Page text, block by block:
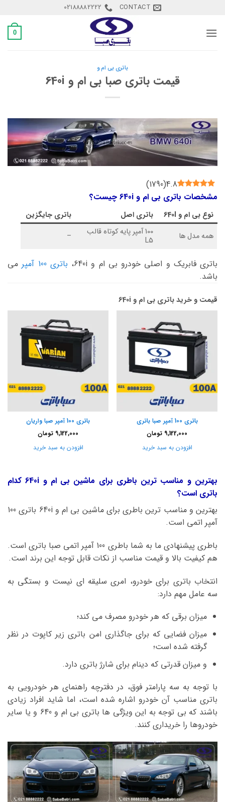
content
CONTACT
02188882222
0
باتری بی ام و
قیمت باتری صبا بی ام و 640i
4.8
(
1790
)
مشخصات باتری بی ام و 640i چیست؟
نوع بی ام و 640I باتری اصل
باتری جایگزین
همه مدل ها
100 آمپر پایه کوتاه قالب
L5
–
باتری فابریک و اصلی خودرو بی ام و 640i، باتری 100 آمپر
می
باشد.
قیمت و خرید باتری بی ام و 640i
باتری 100 آمپر صبا باتری
9,122,000 تومان
افزودن به سبد خرید
باتری 100 آمپر صبا واریان
9,122,000 تومان
افزودن به سبد خرید
بهترین و مناسب ترین باطری برای ماشین بی ام و 640i کدام
باتری است؟
بهترین و مناسب ترین باطری برای ماشین بی ام و 640i باتری 100
آمپر اتمی است.
باطری پیشنهادی ما به شما باطری 100 آمپر اتمی صبا باتری است.
هم کیفیت بالا و قیمت مناسب از نکات قابل توجه این برند است.
انتخاب باتری برای خودرو، امری سلیقه ای نیست و بستگی به
سه عامل مهم دارد:
میزان برقی که هر خودرو مصرف می کند؛
میزان فضایی که برای جاگذاری امن باتری زیر کاپوت در نظر
گرفته شده است؛
و میزان قدرتی که دینام برای شارژ باتری دارد.
با توجه به سه پارامتر فوق، در دفترچه راهنمای هر خودرویی به
باتری مناسب آن خودرو اشاره شده است، اما شاید افراد زیادی
باشند که بی توجه به این ویژگی ها باتری بی ام و 640 و یا سایر
خودروها را خریداری کنند.